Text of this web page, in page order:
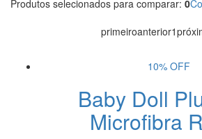
Produtos selecionados para comparar: 0
primeiroanterior1
10% OFF
Baby Doll
Microfibra